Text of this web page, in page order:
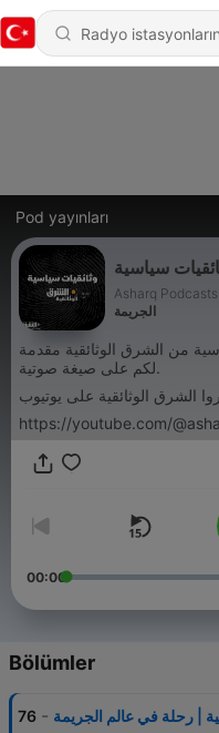
Pod yayınları
سياسية
Asharq Podcasts
الجريمة
من الشرق الوثائقية مقدمة
لكم على صيغة صوتية.
الشرق الوثائقية على يوتيوب
https://youtube.com/
00:00
Bölümler
76 - | رحلة في عالم الجريمة